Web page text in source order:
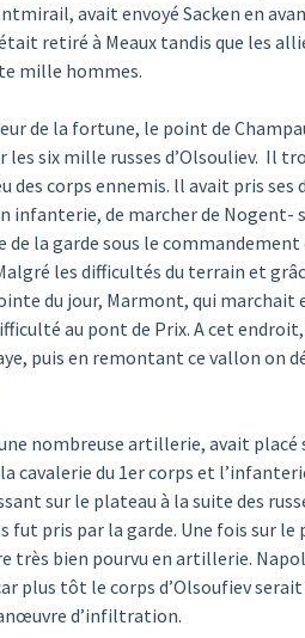
avait envoyé Sacken en
retiré à Meaux tandis que les
mille hommes.
de la fortune, le point de
les six mille russes d’Olsouliev. Il
des corps ennemis. ll avait pris
infanterie, de marcher de Nogent-
de la garde sous le
les difficultés du terrain et
du jour, Marmont, qui
au pont de Prix. A cet
puis en remontant ce vallon on
nombreuse artillerie, avait
cavalerie du 1er corps et
sur le plateau à la suite des
fut pris par la garde. Une fois sur
très bien pourvu en artillerie.
plus tôt le corps d’Olsoufiev
d’infiltration.